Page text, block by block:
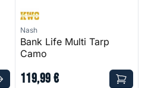
Nash
Bank Life Multi Tarp
Camo
119,99€